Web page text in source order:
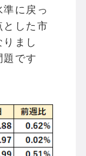
に戻っ
とした市
まし
です